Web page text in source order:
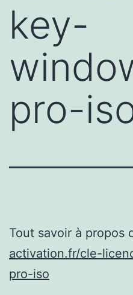
key-
pro-
Tout savoir à propos
activation.fr/cle-
pro-iso